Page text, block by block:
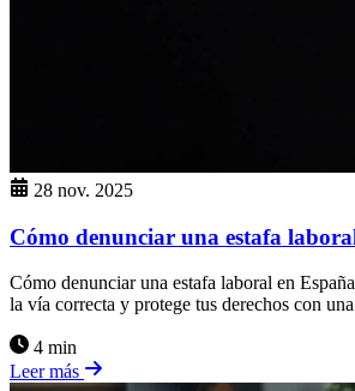
28 nov. 2025
Cómo denunciar una estafa
Cómo denunciar una estafa laboral en
la vía correcta y protege tus derechos con
4 min
Leer más